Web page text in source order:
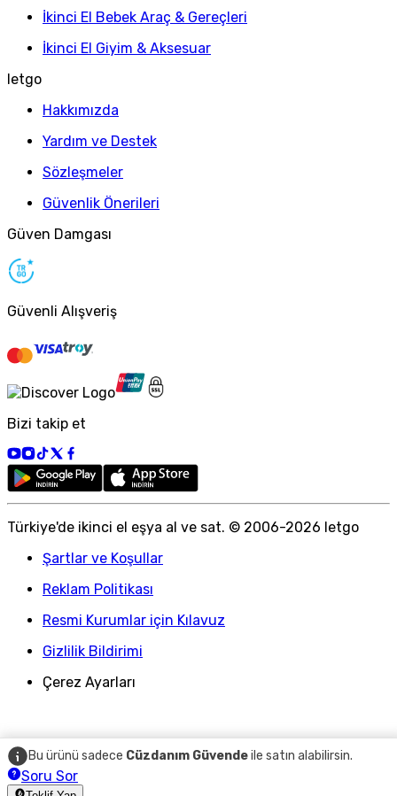
Bu ürünü sadece Cüzdanım Güvendeile satın alabilirsin.
Soru Sor
İkinci El Bebek Araç & Gereçleri
İkinci El Giyim & Aksesuar
letgo
Hakkımızda
Yardım ve Destek
Sözleşmeler
Güvenlik Önerileri
Güven Damgası
Güvenli Alışveriş
Bizi takip et
Türkiye'de ikinci el eşya al ve sat. © 2006-2026 letgo
Şartlar ve Koşullar
Reklam Politikası
Resmi Kurumlar için Kılavuz
Gizlilik Bildirimi
Çerez Ayarları